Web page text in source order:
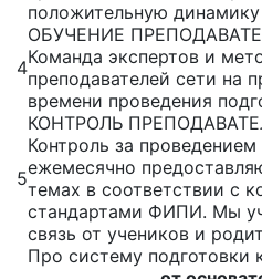
положительную динамику
4
ОБУЧЕНИЕ
Команда экспертов и
преподавателей сети на
времени проведения
5
КОНТРОЛЬ
Контроль за
ежемесячно
темах в соответствии с
стандартами ФИПИ. Мы
связь от учеников и
Про систему подготовки